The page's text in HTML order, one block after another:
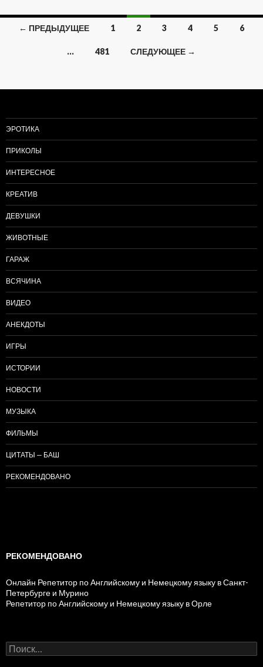
Навигация
записям
← ПРЕДЫДУЩЕЕ 1 2 3 4 5 6
… 481 СЛЕДУЮЩЕЕ →
ЭРОТИКА
ПРИКОЛЫ
ИНТЕРЕСНОЕ
КРЕАТИВ
ДЕВУШКИ
ЖИВОТНЫЕ
ГАРАЖ
ВСЯЧИНА
ВИДЕО
АНЕКДОТЫ
ИГРЫ
ИСТОРИИ
НОВОСТИ
МУЗЫКА
ФИЛЬМЫ
ЦИТАТЫ — БАШ
РЕКОМЕНДОВАНО
РЕКОМЕНДОВАНО
Онлайн Репетитор по Английскому и Немецкому языку в Санкт-
Петербурге и Мурино
Репетитор по Английскому и Немецкому языку в Орле
Н
а